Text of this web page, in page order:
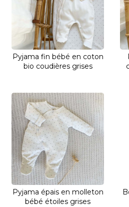
Pyjama fin bébé en coton
bio coudières grises
Pyjama épais en molleton
bébé étoiles grises